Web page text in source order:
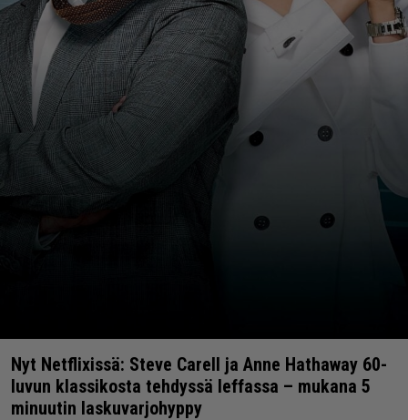
Nyt Netflixissä: Steve Carell ja Anne Hathaway 60-
luvun klassikosta tehdyssä leffassa – mukana 5
minuutin laskuvarjohyppy